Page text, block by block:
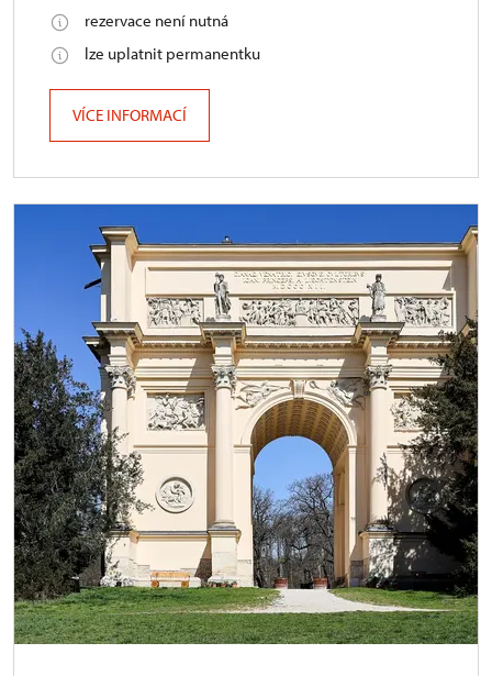
rezervace není nutná
lze uplatnit permanentku
VÍCE INFORMACÍ